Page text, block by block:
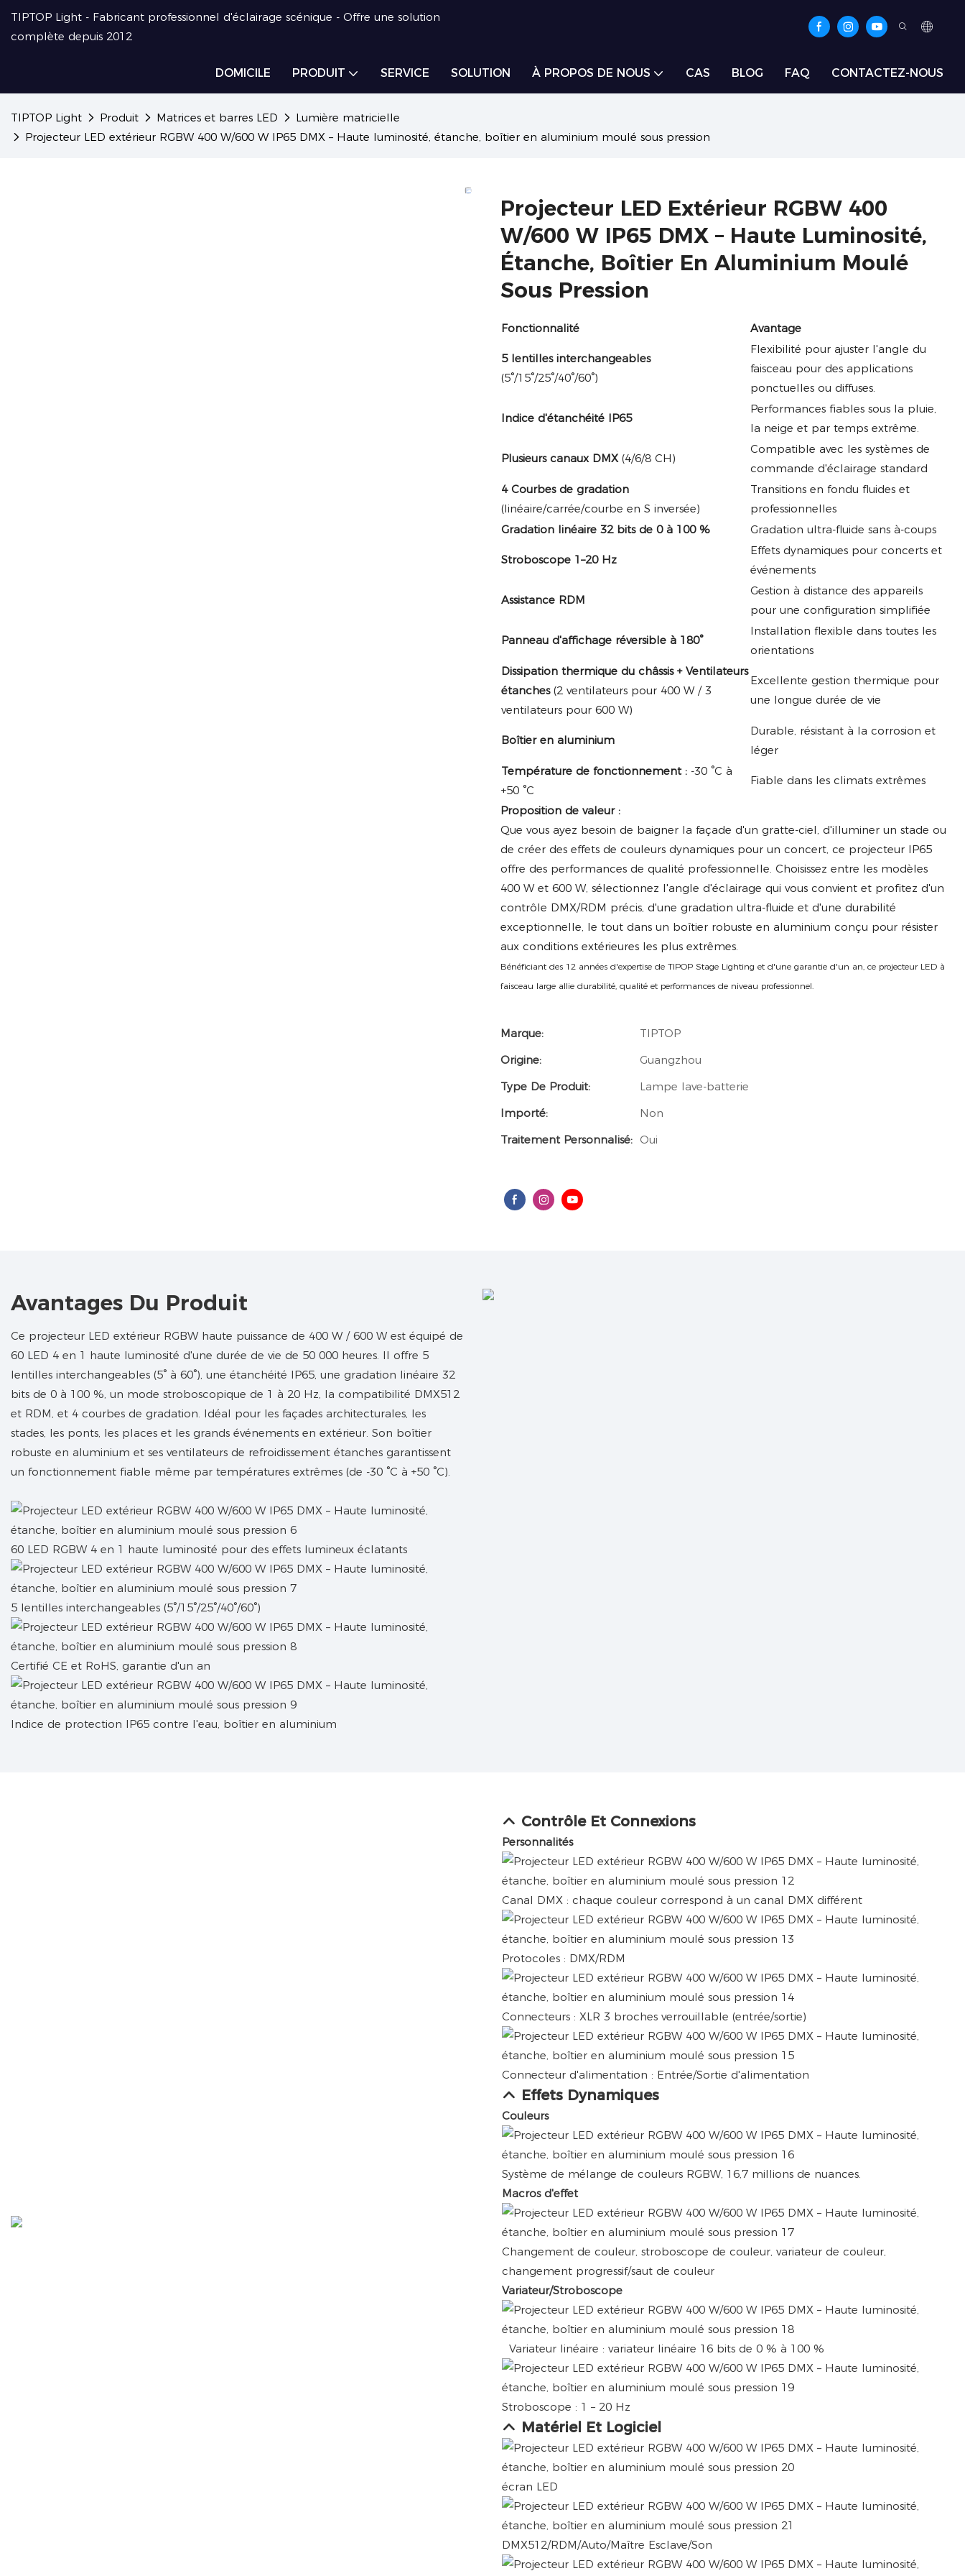
TIPTOP Light - Fabricant professionnel d'éclairage scénique - Offre une solution
complète depuis 2012
DOMICILE PRODUIT SERVICE SOLUTION À PROPOS DE NOUS CAS BLOG FAQ CONTACTEZ-NOUS
TIPTOP Light Produit Matrices et barres LED
Lumière matricielle
Projecteur LED extérieur RGBW 400 W/600 W IP65 DMX – Haute luminosité, étanche, boîtier en aluminium moulé sous pression
Projecteur LED Extérieur RGBW 400
W/600 W IP65 DMX – Haute Luminosité,
Étanche, Boîtier En Aluminium Moulé
Sous Pression
Fonctionnalité Avantage
5 lentilles interchangeables
(5°/15°/25°/40°/60°)
Flexibilité pour ajuster l'angle du
faisceau pour des applications
ponctuelles ou diffuses.
Indice d'étanchéité IP65
Performances fiables sous la pluie,
la neige et par temps extrême.
Plusieurs canaux DMX(4/6/8 CH)
Compatible avec les systèmes de
commande d'éclairage standard
4 Courbes de gradation
(linéaire/carrée/courbe en S inversée)
Transitions en fondu fluides et
professionnelles
Gradation linéaire 32 bits de 0 à 100 %
Gradation ultra-fluide sans à-coups
Stroboscope 1–20 Hz
Effets dynamiques pour concerts et
événements
Assistance RDM
Gestion à distance des appareils
pour une configuration simplifiée
Panneau d'affichage réversible à 180°
Installation flexible dans toutes les
orientations
Dissipation thermique du châssis + Ventilateurs
étanches(2 ventilateurs pour 400 W / 3
ventilateurs pour 600 W)
Excellente gestion thermique pour
une longue durée de vie
Boîtier en aluminium
Durable, résistant à la corrosion et
léger
Température de fonctionnement : -30 °C à
+50 °C
Fiable dans les climats extrêmes
Proposition de valeur :
Que vous ayez besoin de baigner la façade d'un gratte-ciel, d'illuminer un stade ou
de créer des effets de couleurs dynamiques pour un concert, ce projecteur IP65
offre des performances de qualité professionnelle. Choisissez entre les modèles
400 W et 600 W, sélectionnez l'angle d'éclairage qui vous convient et profitez d'un
contrôle DMX/RDM précis, d'une gradation ultra-fluide et d'une durabilité
exceptionnelle, le tout dans un boîtier robuste en aluminium conçu pour résister
aux conditions extérieures les plus extrêmes.
Bénéficiant des 12 années d'expertise de TIPOP Stage Lighting et d'une garantie d'un an, ce projecteur LED à
faisceau large allie durabilité, qualité et performances de niveau professionnel.
Marque:
TIPTOP
Origine:
Guangzhou
Type De Produit:
Lampe lave-batterie
Importé:
Non
Traitement Personnalisé: Oui
Avantages Du Produit
Ce projecteur LED extérieur RGBW haute puissance de 400 W / 600 W est équipé de
60 LED 4 en 1 haute luminosité d'une durée de vie de 50 000 heures. Il offre 5
lentilles interchangeables (5° à 60°), une étanchéité IP65, une gradation linéaire 32
bits de 0 à 100 %, un mode stroboscopique de 1 à 20 Hz, la compatibilité DMX512
et RDM, et 4 courbes de gradation. Idéal pour les façades architecturales, les
stades, les ponts, les places et les grands événements en extérieur. Son boîtier
robuste en aluminium et ses ventilateurs de refroidissement étanches garantissent
un fonctionnement fiable même par températures extrêmes (de -30 °C à +50 °C).
60 LED RGBW 4 en 1 haute luminosité pour des effets lumineux éclatants
5 lentilles interchangeables (5°/15°/25°/40°/60°)
Certifié CE et RoHS, garantie d'un an
Indice de protection IP65 contre l'eau, boîtier en aluminium
Contrôle Et Connexions
Personnalités
Canal DMX : chaque couleur correspond à un canal DMX différent
Protocoles : DMX/RDM
Connecteurs : XLR 3 broches verrouillable (entrée/sortie)
Connecteur d'alimentation : Entrée/Sortie d'alimentation
Effets Dynamiques
Couleurs
Système de mélange de couleurs RGBW, 16,7 millions de nuances.
Macros d'effet
Changement de couleur, stroboscope de couleur, variateur de couleur,
changement progressif/saut de couleur
Variateur/Stroboscope
Variateur linéaire : variateur linéaire 16 bits de 0 % à 100 %
Stroboscope : 1 – 20 Hz
Matériel Et Logiciel
écran LED
DMX512/RDM/Auto/Maître Esclave/Son